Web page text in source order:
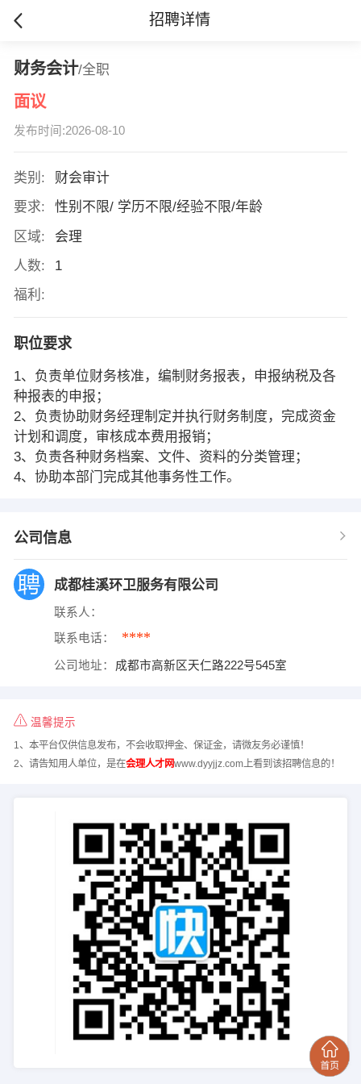
招聘详情
财务会计/全职
面议
发布时间:2026-08-10
类别:
财会审计
要求:
性别不限/ 学历不限/经验不限/年龄
区域:
会理
人数:
1
福利:
职位要求
1、负责单位财务核准，编制财务报表，申报纳税及各
种报表的申报；
2、负责协助财务经理制定并执行财务制度，完成资金
计划和调度，审核成本费用报销；
3、负责各种财务档案、文件、资料的分类管理；
4、协助本部门完成其他事务性工作。
公司信息
成都桂溪环卫服务有限公司
联系人：
联系电话： ****
公司地址： 成都市高新区天仁路222号545室
温馨提示
1、本平台仅供信息发布，不会收取押金、保证金，请微友务必谨慎！
2、请告知用人单位，是在会理人才网www.dyyjjz.com上看到该招聘信息的！